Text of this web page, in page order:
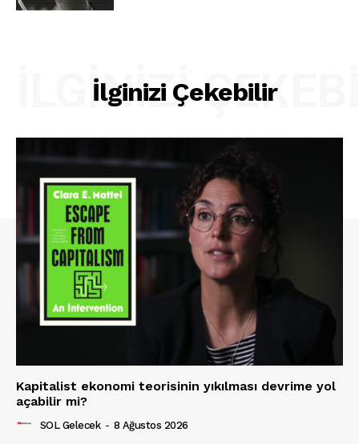
İlginizi Çekebilir
İLGINIZI
Kapitalist ekonomi teorisinin yıkılması devrime yol
açabilir mi?
SOL Gelecek - 8 Ağustos 2026